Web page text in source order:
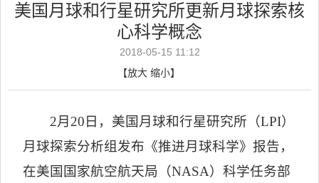
美国月球和行星研究所更新月球探索核
心科学概念
2018-05-15 11:12
【放大 缩小】
2月 20 日，美国月球和行星研究所（LPI）
月球探索分析组发布《推进月球科学》报告，
在美国国家航空航天局（NASA）科学任务部